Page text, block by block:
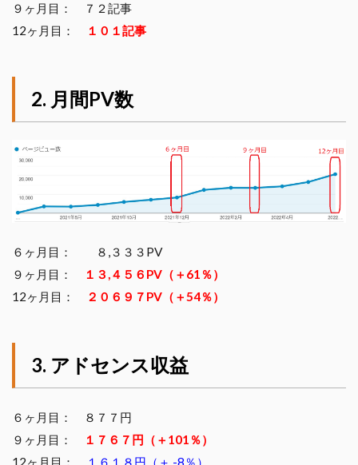
９ヶ月目： ７２記事
12ヶ月目：
１０１記事
月間PV数
６ヶ月目： ８,３３３PV
９ヶ月目：
１３,４５６PV（＋61％）
12ヶ月目：
２０６９７PV（＋54％）
アドセンス収益
６ヶ月目： ８７７円
９ヶ月目：
１７６７円（＋101％）
12ヶ月目：
１６１８円（＋ -8％）